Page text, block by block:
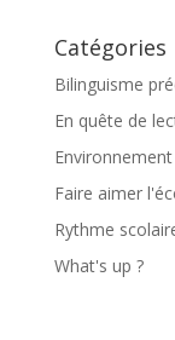
Catégories
Bilinguisme
En quête de
Faire aimer
Rythme
What's up ?